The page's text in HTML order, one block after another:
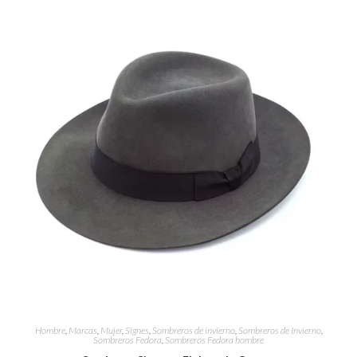
Hombre, Marcas Mujer, Signes Sombreros de invierno, Sombreros de Invierno,
Sombreros Fedora Sombreros Fedora hombre